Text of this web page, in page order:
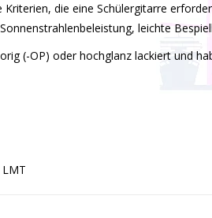
die eine Schülergitarre
leichte
(-OP) oder hochglanz lackiert und